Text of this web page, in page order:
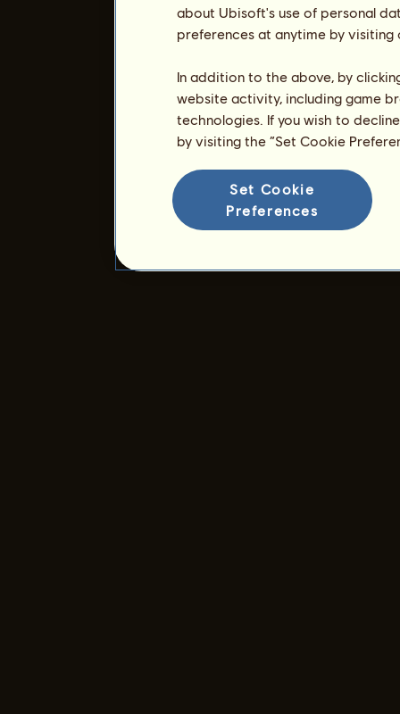
about Ubisoft's use of personal
preferences at anytime by
In addition to the above, by
website activity, including game
technologies. If you wish to
by visiting the “Set Cookie
Set Cookie
Preferences